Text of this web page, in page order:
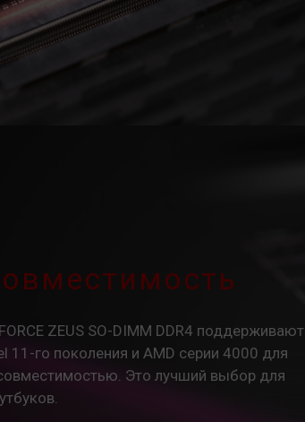
ZEUS SO-DIMM DDR4 поддерживают
го поколения и AMD серии 4000 для
Это лучший выбор для